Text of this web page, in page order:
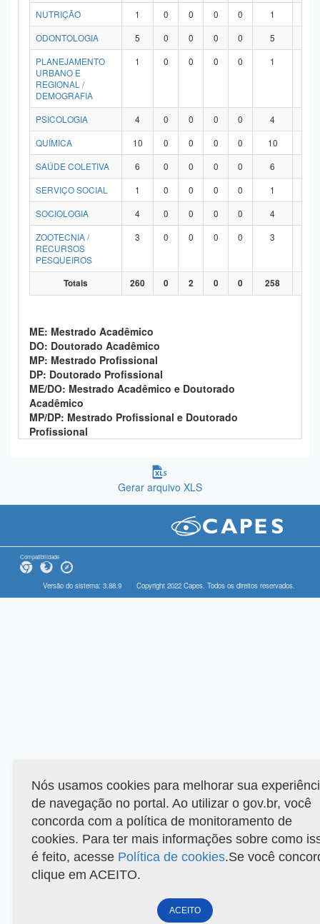
NUTRIÇÃO 1 0 0 0 0 1
ODONTOLOGIA
5 0 0 0 0 5
PLANEJAMENTO
URBANO E
REGIONAL /
DEMOGRAFIA
1 0 0 0 0 1
PSICOLOGIA 4 0 0 0 0 4
QUÍMICA
10 0 0 0 0 10
SAÚDE COLETIVA
6 0 0 0 0 6
SERVIÇO SOCIAL
1 0 0 0 0 1
SOCIOLOGIA
4 0 0 0 0 4
ZOOTECNIA /
RECURSOS
PESQUEIROS
3 0 0 0 0 3
Totais 260 0 2 0 0 258
ME: Mestrado Acadêmico
DO: Doutorado Acadêmico
MP: Mestrado Profissional
DP: Doutorado Profissional
ME/DO: Mestrado Acadêmico e Doutorado
Acadêmico
MP/DP: Mestrado Profissional e Doutorado
Profissional
Gerar arquivo XLS
Compatibilidade
Versão do sistema: 3.88.9 Copyright 2022 Capes. Todos os direitos reservados.
Nós usamos cookies para melhorar sua
de navegação no portal. Ao utilizar o gov.br, você
concorda com a política de monitoramento de
cookies. Para ter mais informações sobre como
é feito, acesse Política de cookies.Se você
clique em ACEITO.
ACEITO